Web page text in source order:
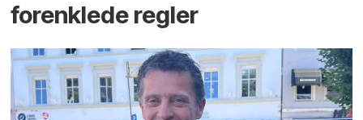
forenklede regler